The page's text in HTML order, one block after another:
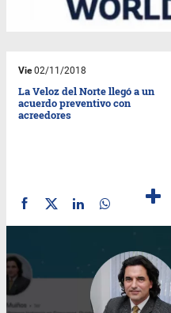
Vie02/11/2018
La Veloz del Norte llegó a un
acuerdo preventivo con
acreedores